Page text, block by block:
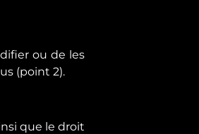
ou de les
(point 2).
que le droit